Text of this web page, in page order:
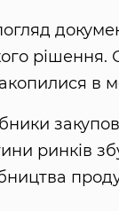
рішення.
в
ринків